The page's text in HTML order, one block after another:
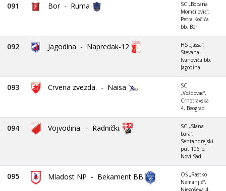
091 Bor - Ruma
SC „Bobana
Momčilović“,
Petra Kočića
bb, Bor
092 Jagodina - Napredak-12
HS „Jassa“,
Stevana
Ivanovića bb,
Jagodina
093 Crvena zvezda. - Naisa
SC
„Voždovac“,
Crnotravska
4, Beograd
094 Vojvodina. - Radnički.
SC „Slana
bara“,
Sentandrejski
put 106 b,
Novi Sad
095 Mladost NP - Bekament BB
OŠ „Rastko
Nemanjić“,
Njegoševa 4,